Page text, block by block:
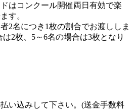
はコンクール開催両日有効で楽
す。
2名につき1枚の割合でお渡ししま
2枚、5～6名の場合は3枚となり
い込みして下さい。(送金手数料